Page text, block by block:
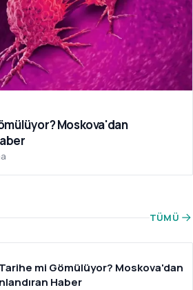
Moskova'dan
TÜMÜ
mi Gömülüyor? Moskova'dan
Haber